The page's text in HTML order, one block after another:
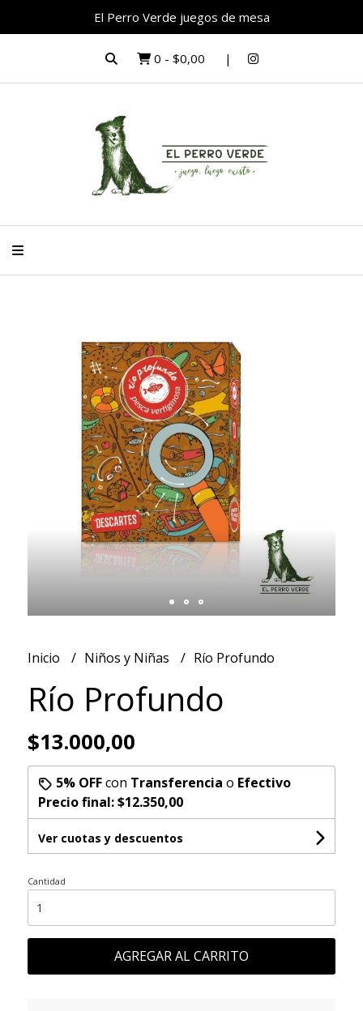
El Perro Verde juegos de mesa
0 - $0,00
Inicio Niños y Niñas Río Profundo
Río Profundo
$13.000,00
5% OFFcon Transferencia o Efectivo
Precio final:$12.350,00
Ver cuotas y descuentos
Cantidad
AGREGAR AL CARRITO